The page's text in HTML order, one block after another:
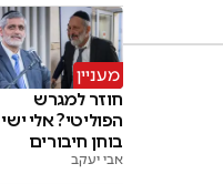
מעניין
חוזר למגרש
הפוליטי? אלי ישי
בוחן חיבורים
אבי יעקב